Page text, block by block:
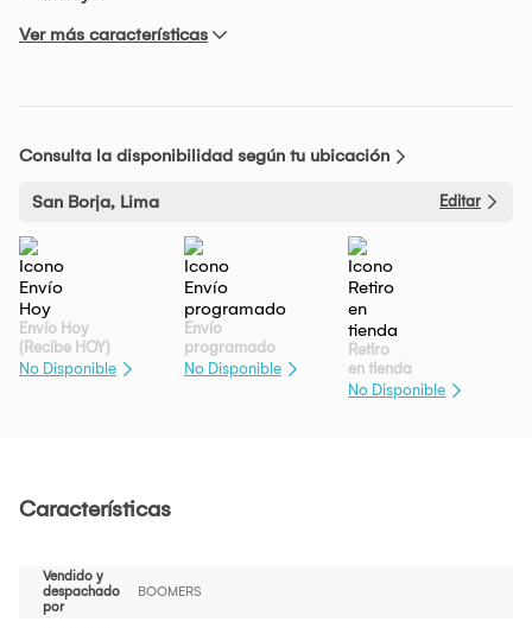
Ver más características
Consulta la disponibilidad según tu ubicación
San Borja, Lima Editar
Envío Hoy
(Recibe HOY)
No Disponible
Envío
programado
No Disponible
Retiro
en tienda
No Disponible
Características
Vendido y
despachado
por
BOOMERS